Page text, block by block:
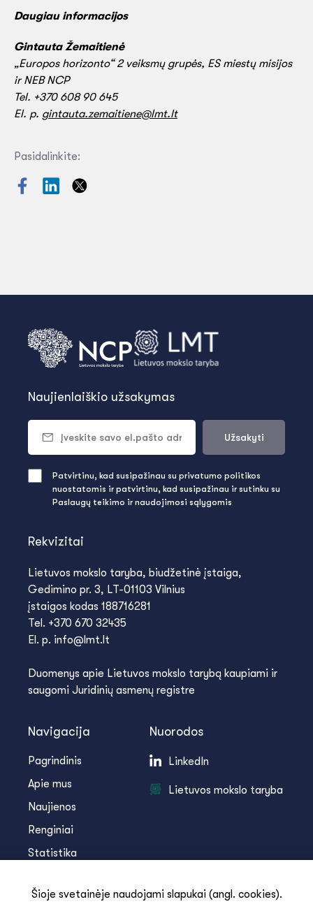
Daugiau informacijos
Gintauta Žemaitienė
„Europos horizonto“ 2 veiksmų grupės, ES miestų misijos
ir NEB NCP
Tel. +370 608 90 645
El. p. gintauta.zemaitiene@lmt.lt
Pasidalinkite:
Rekvizitai
Lietuvos mokslo taryba, biudžetinė įstaiga,
Gedimino pr. 3, LT-01103 Vilnius
įstaigos kodas 188716281
Tel. +370 670 32435
El. p. info@lmt.lt
Duomenys apie Lietuvos mokslo tarybą kaupiami ir
saugomi Juridinių asmenų registre
Navigacija
Pagrindinis
Apie mus
Naujienos
Renginiai
Statistika
Kontaktai
Nuorodos
LinkedIn
Lietuvos mokslo taryba
Naujienlaiškio užsakymas
Užsakyti
Patvirtinu, kad susipažinau su privatumo politikos
nuostatomis ir patvirtinu, kad susipažinau ir sutinku su
Paslaugų teikimo ir naudojimosi sąlygomis
Šioje svetainėje naudojami slapukai (angl. cookies).